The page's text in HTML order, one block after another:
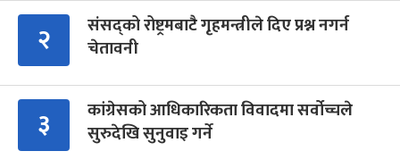
२
संसद्को रोष्ट्रमबाटै गृहमन्त्रीले दिए प्रश्न नगर्न
चेतावनी
३
कांग्रेसको आधिकारिकता विवादमा सर्वोच्चले
सुरुदेखि सुनुवाइ गर्ने